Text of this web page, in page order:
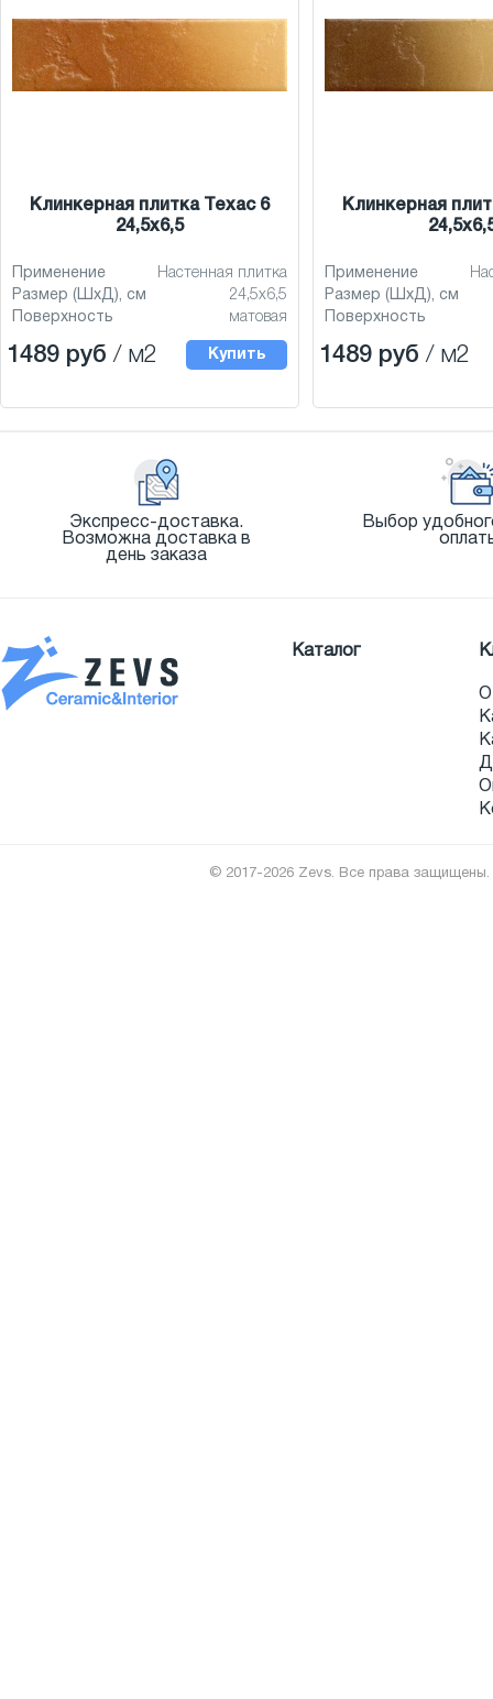
Клинкерная плитка Техас 6
24,5x6,5
Применение
Настенная плитка
Размер (ШхД), см
24,5x6,5
Поверхность
матовая
1489 руб / м2 Купить
Клинкерная
Применение
Размер (ШхД), см
Поверхность
1489 руб / м2
Экспресс-доставка.
Возможна доставка в
день заказа
Выбор
Каталог
О
© 2017-2026 Zevs. Все права